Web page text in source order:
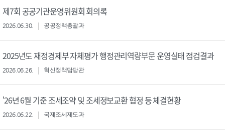
제7회 공공기관운영위원회 회의록
2026.06.30. 공공정책총괄과
2025년도 재정경제부 자체평가 행정관리역량부문 운영실태 점검결과
2026.06.26. 혁신정책담당관
'26년 6월 기준 조세조약 및 조세정보교환 협정 등 체결현황
2026.06.22. 국제조세제도과